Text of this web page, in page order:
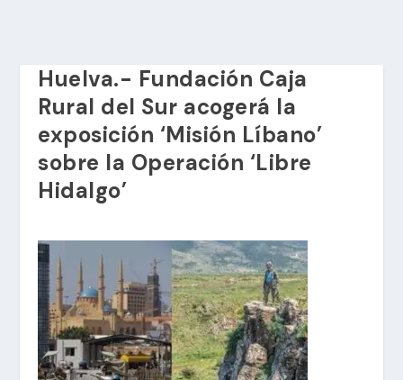
Huelva.- Fundación Caja
Rural del Sur acogerá la
exposición ‘Misión Líbano’
sobre la Operación ‘Libre
Hidalgo’